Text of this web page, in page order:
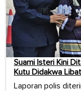
Suami Isteri Kini
Kutu Didakwa
Laporan polis